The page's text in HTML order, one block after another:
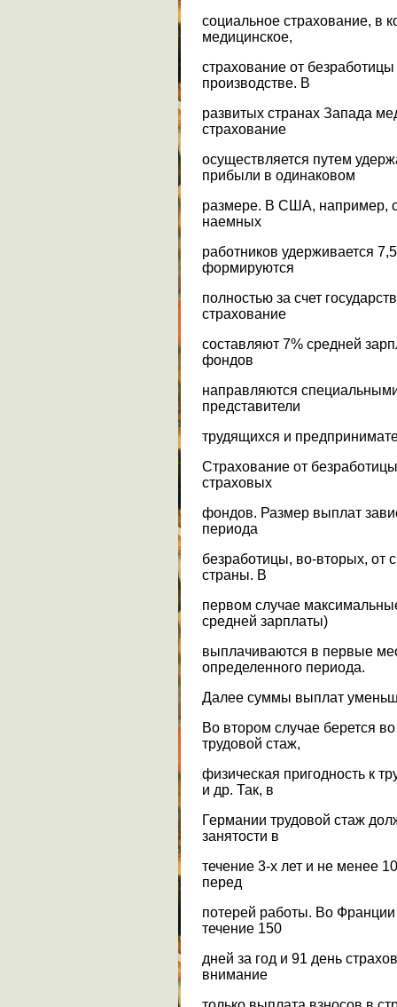
социальное страхование, в
медицинское,
страхование от
производстве. В
развитых странах Запада
страхование
осуществляется путем
прибыли в одинаковом
размере. В США, например,
наемных
работников удерживается
формируются
полностью за счет
страхование
составляют 7% средней
фондов
направляются
представители
трудящихся и
Страхование от
страховых
фондов. Размер выплат
периода
безработицы, во-вторых, от
страны. В
первом случае
средней зарплаты)
выплачиваются в первые
определенного периода.
Далее суммы выплат
Во втором случае берется
трудовой стаж,
физическая пригодность к
и др. Так, в
Германии трудовой стаж
занятости в
течение 3-х лет и не менее
перед
потерей работы. Во
течение 150
дней за год и 91 день
внимание